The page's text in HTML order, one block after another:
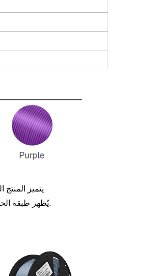
يُظهر طبقة الحبيبات، ويُعطي نتائج طباعة جيدة، مما يجعله مثالياً للنماذج الزخرفية والنماذج الأولية والمشاريع الإبداعية.